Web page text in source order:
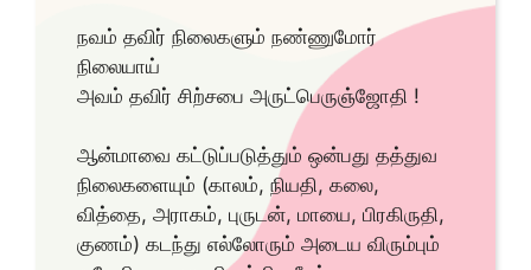
நவம் தவிர் நிலைகளும் நண்ணுமோர்
நிலையாய்
அவம் தவிர் சிற்சபை அருட்பெருஞ்ஜோதி !
ஆன்மாவை கட்டுப்படுத்தும் ஒன்பது தத்துவ
நிலைகளையும் (காலம், நியதி, கலை,
வித்தை, அராகம், புருடன், மாயை, பிரகிருதி,
குணம்) கடந்து எல்லோரும் அடைய விரும்பும்